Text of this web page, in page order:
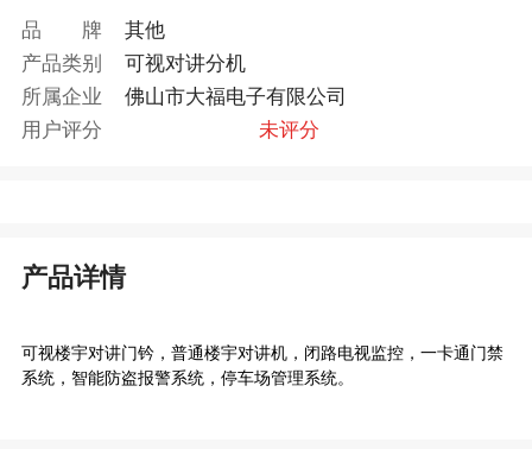
品牌
其他
产品类别
可视对讲分机
所属企业
佛山市大福电子有限公司
用户评分
未评分
产品详情
可视楼宇对讲门钤，普通楼宇对讲机，闭路电视监控，一卡通门禁
系统，智能防盗报警系统，停车场管理系统。